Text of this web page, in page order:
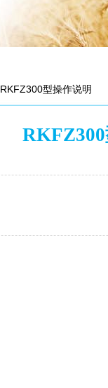
RKFZ300型操作说明